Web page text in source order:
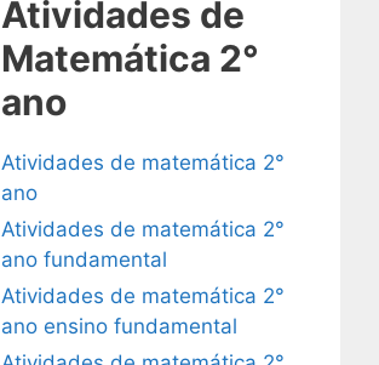
Atividades de
Matemática 2°
ano
Atividades de matemática 2°
ano
Atividades de matemática 2°
ano fundamental
Atividades de matemática 2°
ano ensino fundamental